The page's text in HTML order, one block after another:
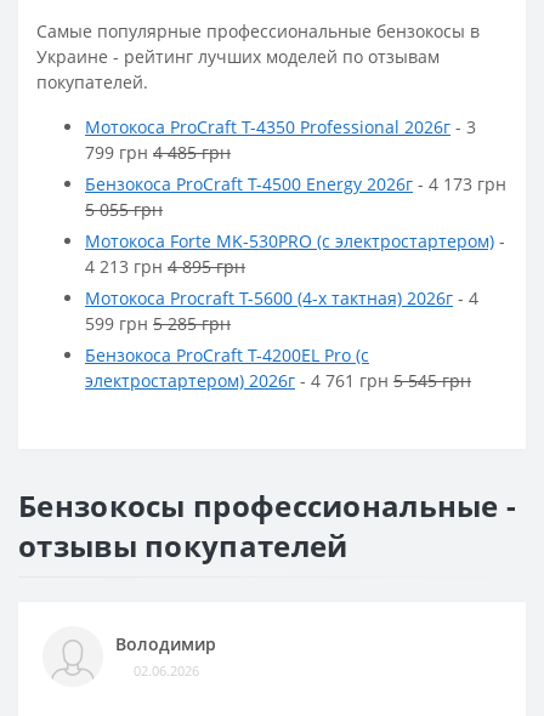
Самые популярные профессиональные бензокосы в
Украине - рейтинг лучших моделей по отзывам
покупателей.
Мотокоса ProCraft T-4350 Professional 2026г - 3
799 грн 4 485 грн
Бензокоса ProCraft T-4500 Energy 2026г - 4 173 грн
5 055 грн
Мотокоса Forte MK-530PRO (c электростартером) -
4 213 грн 4 895 грн
Мотокоса Procraft T-5600 (4-х тактная) 2026г - 4
599 грн 5 285 грн
Бензокоса ProCraft T-4200EL Pro (c
электростартером) 2026г - 4 761 грн 5 545 грн
Бензокосы профессиональные -
отзывы покупателей
Володимир
02.06.2026